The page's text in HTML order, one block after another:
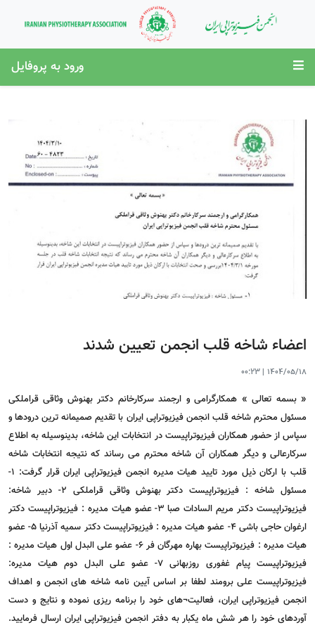
ورود به پروفایل
اعضاء شاخه قلب انجمن تعیین شدند
1404/05/18
|
00:23
« بسمه تعالی » همکارگرامی و ارجمند سرکارخانم دکتر بهنوش وثاقی قراملکی
مسئول محترم شاخه قلب انجمن فیزیوتراپی ایران با تقدیم صمیمانه ترین درودها و
سپاس از حضور همکاران فیزیوتراپیست در انتخابات این شاخه، بدینوسیله به اطلاع
سرکارعالی و دیگر همکاران آن شاخه محترم می رساند که نتیجه انتخابات شاخه
قلب با ارکان ذیل مورد تایید هیات مدیره انجمن فیزیوتراپی ایران قرار گرفت: 1-
مسئول شاخه : فیزیوتراپیست دکتر بهنوش وثاقی قراملکی 2- دبیر شاخه:
فیزیوتراپیست دکتر مریم السادات صبا 3- عضو هیات مدیره : فیزیوتراپیست دکتر
ارغوان حاجی باشی 4- عضو هیات مدیره : فیزیوتراپیست دکتر سمیه آذرنیا 5- عضو
هیات مدیره : فیزیوتراپیست بهاره مهرگان فر 6- عضو علی البدل اول هیات مدیره :
فیزیوتراپیست پیام غفوری روزبهانی 7- عضو علی البدل دوم هیات مدیره:
فیزیوتراپیست علی برومند لطفا بر اساس آیین نامه شاخه های انجمن و اهداف
انجمن فیزیوتراپی ایران، فعالیت¬های خود را برنامه ریزی نموده و نتایج و دست
آوردهای خود را هر شش ماه یکبار به دفتر انجمن فیزیوتراپی ایران ارسال فرمایید.